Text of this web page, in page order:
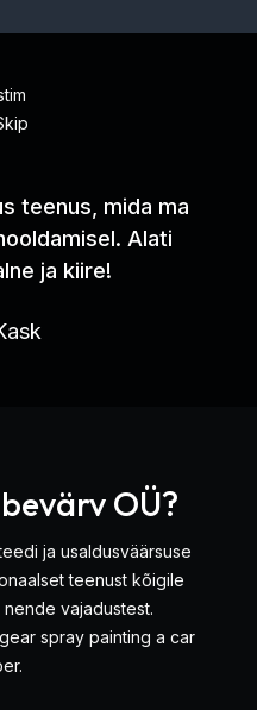
teenus, mida ma
Alati
ja kiire!
OÜ?
ja usaldusväärsuse
teenust kõigile
vajadustest.